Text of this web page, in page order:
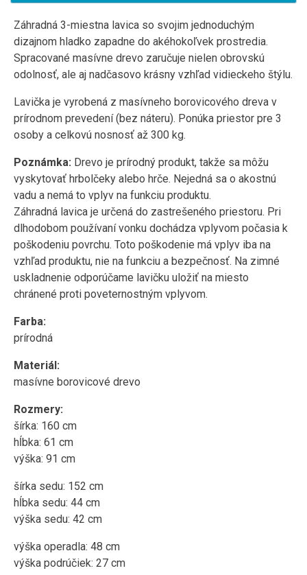
Záhradná 3-miestna lavica so svojim jednoduchým
dizajnom hladko zapadne do akéhokoľvek prostredia.
Spracované masívne drevo zaručuje nielen obrovskú
odolnosť, ale aj nadčasovo krásny vzhľad vidieckeho štýlu.
Lavička je vyrobená z masívneho borovicového dreva v
prírodnom prevedení (bez náteru). Ponúka priestor pre 3
osoby a celkovú nosnosť až 300 kg.
Poznámka: Drevo je prírodný produkt, takže sa môžu
vyskytovať hrbolčeky alebo hrče. Nejedná sa o akostnú
vadu a nemá to vplyv na funkciu produktu.
Záhradná lavica je určená do zastrešeného priestoru. Pri
dlhodobom používaní vonku dochádza vplyvom počasia k
poškodeniu povrchu. Toto poškodenie má vplyv iba na
vzhľad produktu, nie na funkciu a bezpečnosť. Na zimné
uskladnenie odporúčame lavičku uložiť na miesto
chránené proti poveternostným vplyvom.
Farba:
prírodná
Materiál:
masívne borovicové drevo
Rozmery:
šírka: 160 cm
hĺbka: 61 cm
výška: 91 cm
šírka sedu: 152 cm
hĺbka sedu: 44 cm
výška sedu: 42 cm
výška operadla: 48 cm
výška podrúčiek: 27 cm